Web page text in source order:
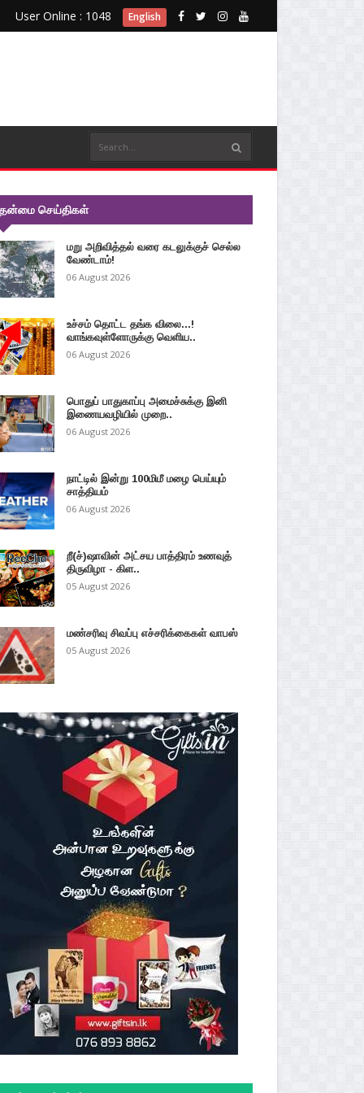
User Online : 1048 English
செய்திகள்
மறு அறிவித்தல் வரை கடலுக்குச் செல்ல
வேண்டாம்!
06 August 2026
உச்சம் தொட்ட தங்க விலை...!
வாங்கவுள்ளோருக்கு வெளிய..
06 August 2026
பொதுப் பாதுகாப்பு அமைச்சுக்கு இனி
இணையவழியில் முறை..
06 August 2026
நாட்டில் இன்று 100மிமீ மழை பெய்யும்
சாத்தியம்
06 August 2026
றீ(ச்)ஷாவின் அட்சய பாத்திரம் உணவுத்
திருவிழா - கிள..
05 August 2026
மண்சரிவு சிவப்பு எச்சரிக்கைகள் வாபஸ்
05 August 2026